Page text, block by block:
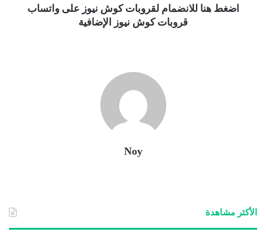
اضغط هنا للانضمام لقروبات كوش نيوز على واتساب
قروبات كوش نيوز الإضافية
Noy
الأكثر مشاهدة